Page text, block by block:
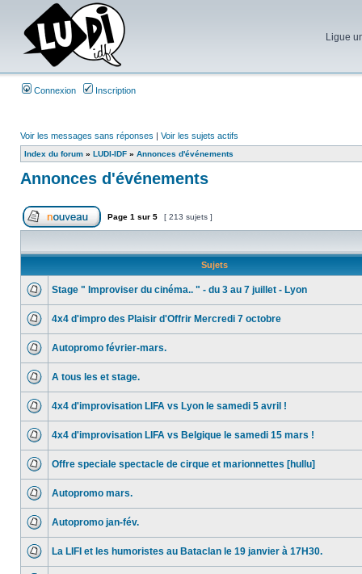
Ligue
Connexion Inscription
Voir les messages sans réponses | Voir les sujets actifs
Index du forum » LUDI-IDF » Annonces d'événements
Annonces d'événements
Page 1 sur 5 [ 213 sujets ]
Sujets
Stage " Improviser du cinéma.. " - du 3 au 7 juillet - Lyon
4x4 d'impro des Plaisir d'Offrir Mercredi 7 octobre
Autopromo février-mars.
A tous les et stage.
4x4 d'improvisation LIFA vs Lyon le samedi 5 avril !
4x4 d'improvisation LIFA vs Belgique le samedi 15 mars !
Offre speciale spectacle de cirque et marionnettes [hullu]
Autopromo mars.
Autopromo jan-fév.
La LIFI et les humoristes au Bataclan le 19 janvier à 17H30.